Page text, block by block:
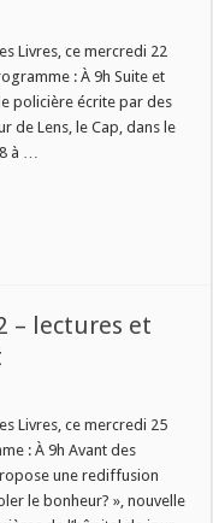
Livres, ce mercredi 22
: À 9h Suite et
policière écrite par des
de Lens, le Cap, dans le
à …
– lectures et
Livres, ce mercredi 25
: À 9h Avant des
une rediffusion
le bonheur? », nouvelle